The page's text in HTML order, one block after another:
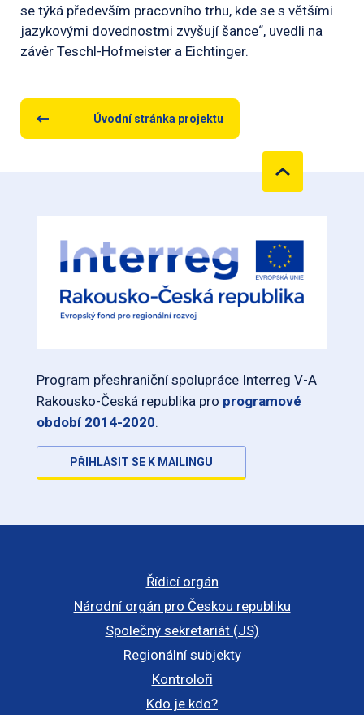
se týká především pracovního trhu, kde se s většími
jazykovými dovednostmi zvyšují šance“, uvedli na
závěr Teschl-Hofmeister a Eichtinger.
Úvodní stránka projektu
Program přeshraniční spolupráce Interreg V-A
Rakousko-Česká republika pro programové
období 2014-2020.
PŘIHLÁSIT SE K MAILINGU
Řídicí orgán
Národní orgán pro Českou republiku
Společný sekretariát (JS)
Regionální subjekty
Kontroloři
Kdo je kdo?